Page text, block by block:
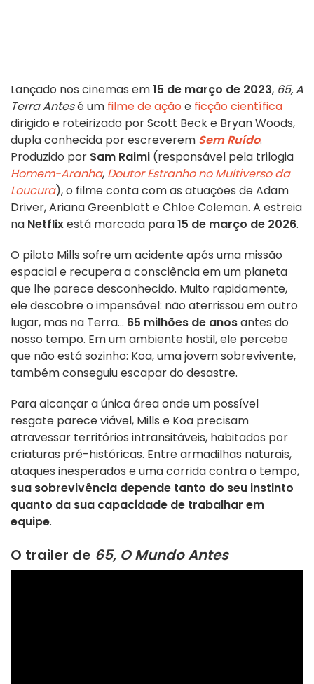
Lançado nos cinemas em15 de março de 2023, 65, A
Terra Antesé um filme de ação e ficção científica
dirigido e roteirizado por Scott Beck e Bryan Woods,
dupla conhecida por escreverem Sem Ruído.
Produzido por Sam Raimi (responsável pela trilogia
Homem-Aranha, Doutor Estranho no Multiverso da
Loucura), o filme conta com as atuações de Adam
Driver, Ariana Greenblatt e Chloe Coleman. A estreia
na Netflixestá marcada para15 de março de 2026.
O piloto Mills sofre um acidente após uma missão
espacial e recupera a consciência em um planeta
que lhe parece desconhecido. Muito rapidamente,
ele descobre o impensável: não aterrissou em outro
lugar, mas na Terra… 65 milhões de anosantes do
nosso tempo. Em um ambiente hostil, ele percebe
que não está sozinho: Koa, uma jovem sobrevivente,
também conseguiu escapar do desastre.
Para alcançar a única área onde um possível
resgate parece viável, Mills e Koa precisam
atravessar territórios intransitáveis, habitados por
criaturas pré-históricas. Entre armadilhas naturais,
ataques inesperados e uma corrida contra o tempo,
sua sobrevivência depende tanto do seu instinto
quanto da sua capacidade de trabalhar em
equipe.
O trailer de 65, O Mundo Antes